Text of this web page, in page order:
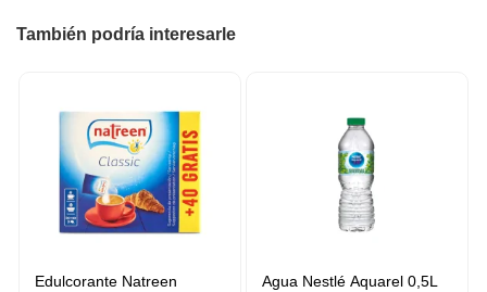
También podría interesarle
Edulcorante Natreen
Agua Nestlé Aquarel 0,5L